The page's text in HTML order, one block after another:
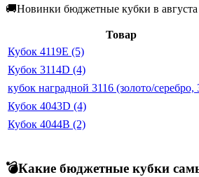
🚚Новинки бюджетные кубки в
Товар
Кубок 4119E (5)
Кубок 3114D (4)
кубок наградной 3116 (золото/серебро,
Кубок 4043D (4)
Кубок 4044B (2)
💣Какие бюджетные кубки